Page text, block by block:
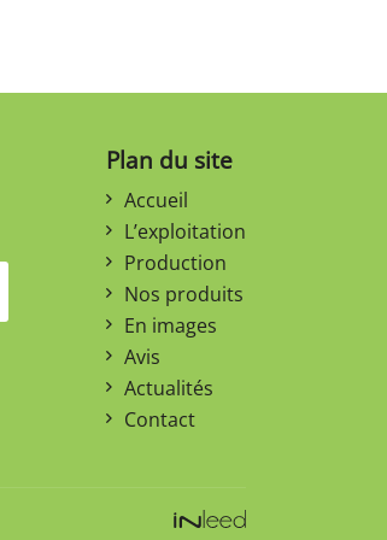
Plan du site
Accueil
L’exploitation
Production
Nos produits
En images
Avis
Actualités
Contact